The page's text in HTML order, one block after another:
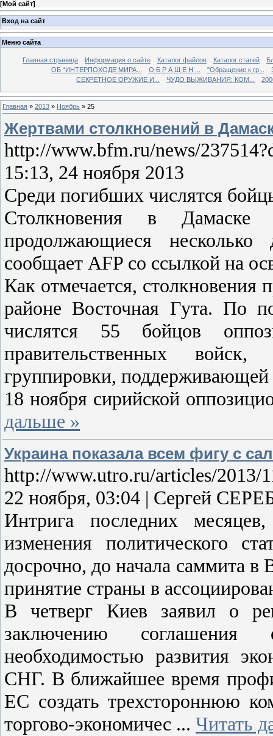
[Мой сайт]
Вход на сайт
Меню сайта
Главная страница Информация о сайте Каталог файлов Каталог статей
ОБ “ИНТЕРПОХОДЕ МИРА...
О Б Р А Щ Е Н ... "Обращение к гр...
СЕКРЕТНОЕ ОРУЖИЕ И...
ЧУДО ВЫЖИВАНИЯ: КОМ...
Главная » 2013 » Ноябрь » 25
Жертвами столкновений в
http://www.bfm.ru/news/
15:13, 24 ноября 2013
Среди погибших числятся
Столкновения в
продолжающиеся
сообщает AFP со ссылкой на
Как отмечается, столкновения
районе Восточная Гута. По
числятся 55 бойцов
правительственных
группировки, поддерживающей
18 ноября сирийской
дальше »
Украина показала всем фигу с
http://www.utro.ru/articles/2013/
22 ноября, 03:04 | Сергей
Интрига последних
изменения политического
досрочно, до начала саммита в
принятие страны в
В четверг Киев заявил о
заключению
необходимостью развития
СНГ. В ближайшее время
ЕС создать трехстороннюю
торгово-экономичес ... Читать